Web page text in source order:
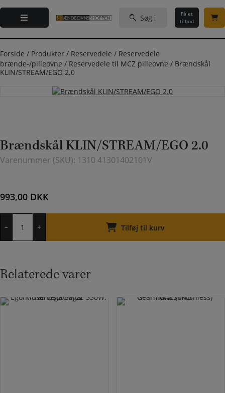
indholdet
efter:
Få et
tilbud
Forside / Produkter / Reservedele / Reservedele
brænde-/pilleovne / Reservedele til MCZ pilleovne / Brændskål
KLIN/STREAM/EGO 2.0
Brændskål KLIN/STREAM/EGO 2.0
Varenummer (SKU): 1310 41301402101V
993,00 DKK
–
KLIN/STREAM/EGO
+ Tilføj til kurv
Relaterede varer